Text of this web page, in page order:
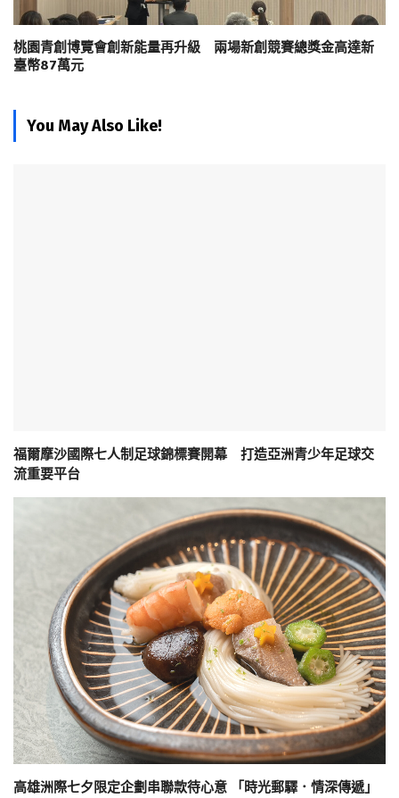
桃園青創博覽會創新能量再升級 兩場新創競賽總獎金高達新
臺幣87萬元
You May Also Like!
福爾摩沙國際七人制足球錦標賽開幕 打造亞洲青少年足球交
流重要平台
高雄洲際七夕限定企劃串聯款待心意 「時光郵驛．情深傳遞」